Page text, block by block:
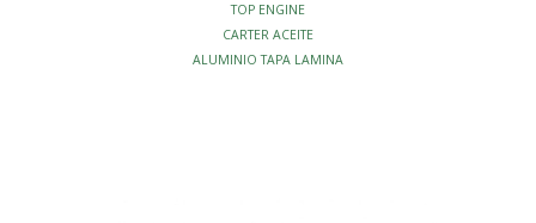
TOP ENGINE
CARTER ACEITE
ALUMINIO TAPA LAMINA